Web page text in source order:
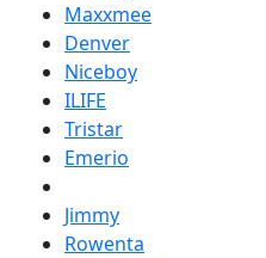
Maxxmee
Denver
Niceboy
ILIFE
Tristar
Emerio
Jimmy
Rowenta